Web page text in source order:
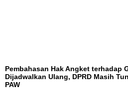
Pembahasan Hak Angket terhadap
Dijadwalkan Ulang, DPRD Masih
PAW